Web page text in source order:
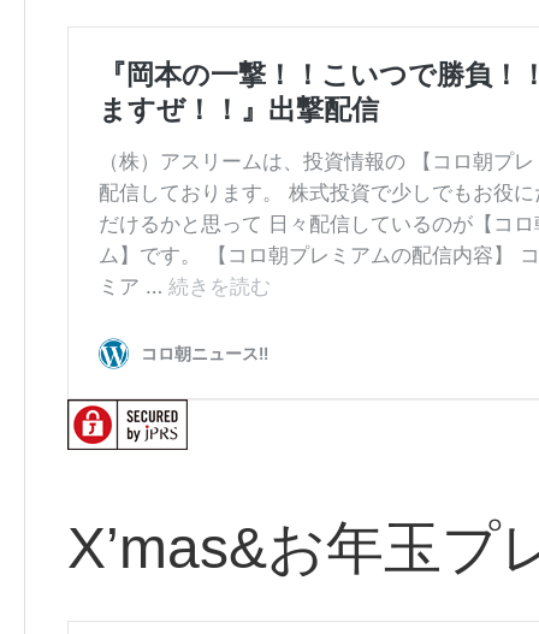
X’mas&お年玉プ